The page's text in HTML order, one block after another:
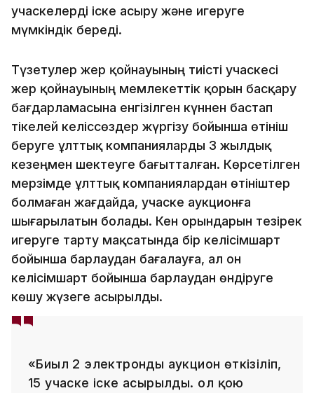
учаскелерді іске асыру және игеруге
мүмкіндік береді.
Түзетулер жер қойнауының тиісті учаскесі
жер қойнауының мемлекеттік қорын басқару
бағдарламасына енгізілген күннен бастап
тікелей келіссөздер жүргізу бойынша өтініш
беруге ұлттық компанияларды 3 жылдық
кезеңмен шектеуге бағытталған. Көрсетілген
мерзімде ұлттық компаниялардан өтініштер
болмаған жағдайда, учаске аукционға
шығарылатын болады. Кен орындарын тезірек
игеруге тарту мақсатында бір келісімшарт
бойынша барлаудан бағалауға, ал он
келісімшарт бойынша барлаудан өндіруге
көшу жүзеге асырылды.
«Биыл 2 электронды аукцион өткізіліп,
15 учаске іске асырылды. Қол қою